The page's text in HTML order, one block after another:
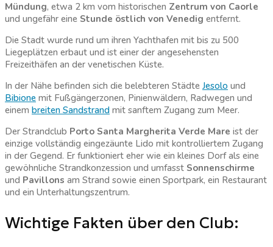
Mündung, etwa 2 km vom historischen Zentrum von Caorle
und ungefähr eine Stunde östlich von Venedig entfernt.
Die Stadt wurde rund um ihren Yachthafen mit bis zu 500
Liegeplätzen erbaut und ist einer der angesehensten
Freizeithäfen an der venetischen Küste.
In der Nähe befinden sich die belebteren Städte Jesolo und
Bibione mit Fußgängerzonen, Pinienwäldern, Radwegen und
einem breiten Sandstrand mit sanftem Zugang zum Meer.
Der Strandclub Porto Santa Margherita Verde Mare ist der
einzige vollständig eingezäunte Lido mit kontrolliertem Zugang
in der Gegend. Er funktioniert eher wie ein kleines Dorf als eine
gewöhnliche Strandkonzession und umfasst Sonnenschirme
und Pavillons am Strand sowie einen Sportpark, ein Restaurant
und ein Unterhaltungszentrum.
Wichtige Fakten über den Club: